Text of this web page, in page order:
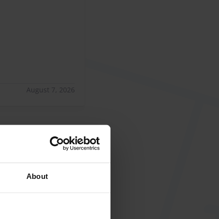
About
August 7, 2026
4
50 minutos
50 minutos el coche y encima no me contestaban